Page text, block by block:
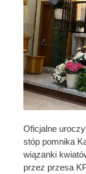
Oficjalne
stóp pomnika
wiązanki
przez przesa